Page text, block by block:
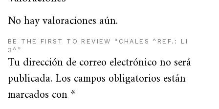
No hay valoraciones aún.
BE THE FIRST TO REVIEW “CHALES ^REF.: LI
3^”
Tu dirección de correo electrónico no será
publicada. Los campos obligatorios están
marcados con*